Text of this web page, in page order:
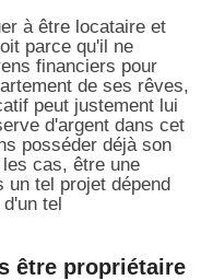
à être locataire et
parce qu'il ne
financiers pour
de ses rêves,
peut justement lui
d'argent dans cet
posséder déjà son
cas, être une
un tel projet dépend
tel
être propriétaire